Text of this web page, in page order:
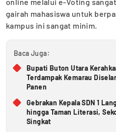
gairah mahasiswa untuk
kampus ini sangat minim.
Baca Juga:
Bupati Buton Utara
Terdampak Kemarau
Panen
Gebrakan Kepala SDN 1
hingga Taman Literasi,
Singkat